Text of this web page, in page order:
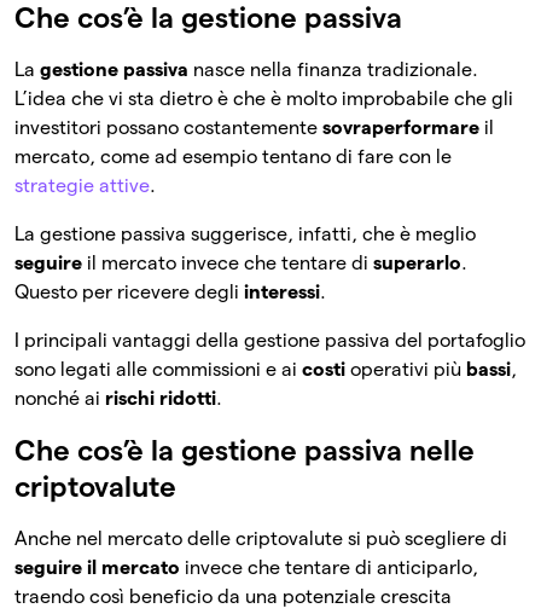
Che cos’è la gestione passiva
La gestione passiva nasce nella finanza tradizionale.
L’idea che vi sta dietro è che è molto improbabile che gli
investitori possano costantemente sovraperformare il
mercato, come ad esempio tentano di fare con le
strategie attive.
La gestione passiva suggerisce, infatti, che è meglio
seguire il mercato invece che tentare di superarlo.
Questo per ricevere degli interessi.
I principali vantaggi della gestione passiva del portafoglio
sono legati alle commissioni e ai costi operativi più bassi,
nonché ai rischi ridotti.
Che cos’è la gestione passiva nelle
criptovalute
Anche nel mercato delle criptovalute si può scegliere di
seguire il mercato invece che tentare di anticiparlo,
traendo così beneficio da una potenziale crescita